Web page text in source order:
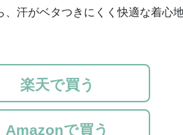
汗がベタつきにくく快適な着心地
楽天で買う
Amazonで買う